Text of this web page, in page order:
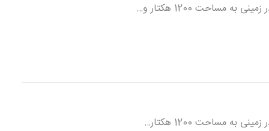
1200 هکتار و…
مساحت 1200 هکتار…